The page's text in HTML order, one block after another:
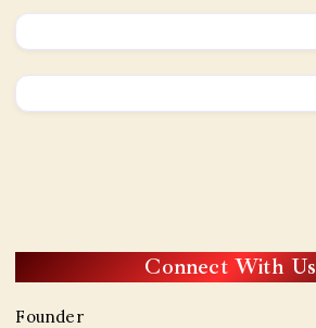
Connect With Us
Founder